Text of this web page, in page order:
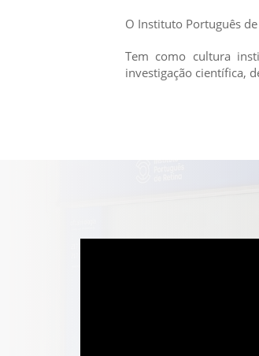
O Instituto Português
Tem como cultura
investigação científica,